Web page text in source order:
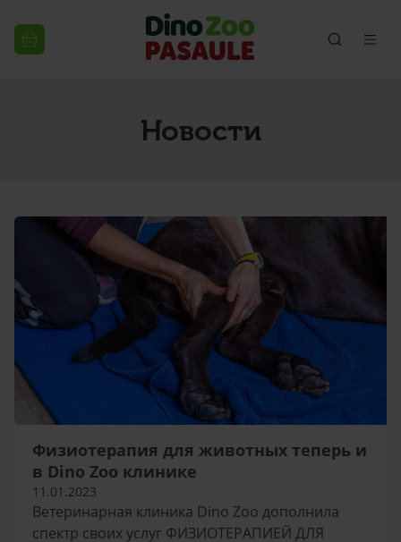
Новости
Физиотерапия для животных теперь и
в Dino Zoo клинике
11.01.2023
Ветеринарная клиника Dino Zoo дополнила
спектр своих услуг ФИЗИОТЕРАПИЕЙ ДЛЯ